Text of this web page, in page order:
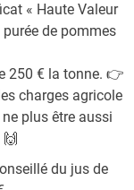
« Haute Valeur
de pommes
250 € la tonne. 👉
charges agricole
plus être aussi
du jus de